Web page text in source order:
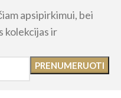
apsipirkimui, bei
kolekcijas ir